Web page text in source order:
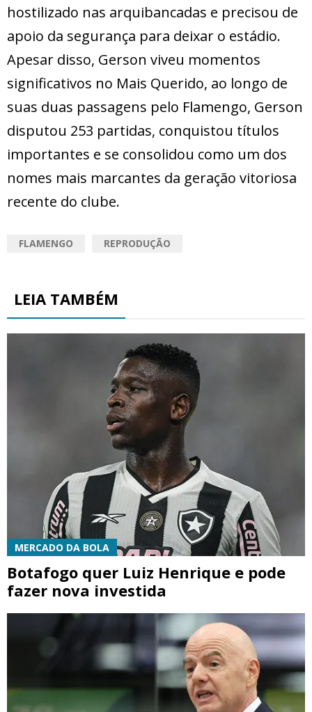
hostilizado nas arquibancadas e precisou de
apoio da segurança para deixar o estádio.
Apesar disso, Gerson viveu momentos
significativos no Mais Querido, ao longo de
suas duas passagens pelo Flamengo, Gerson
disputou 253 partidas, conquistou títulos
importantes e se consolidou como um dos
nomes mais marcantes da geração vitoriosa
recente do clube.
FLAMENGO REPRODUÇÃO
LEIA TAMBÉM
MERCADO DA BOLA
Botafogo quer Luiz Henrique e pode
fazer nova investida